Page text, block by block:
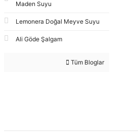
Maden Suyu
Lemonera Doğal Meyve Suyu
Ali Göde Şalgam
Tüm Bloglar